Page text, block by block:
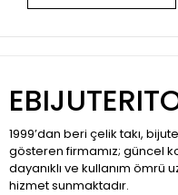
1999’dan beri çelik takı,
gösteren firmamız; güncel
dayanıklı ve kullanım
hizmet sunmaktadır.